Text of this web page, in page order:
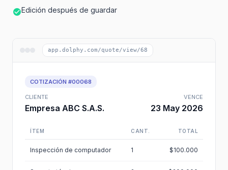
Edición después de guardar
app.dolphy.com/quote/view/68
COTIZACIÓN #00068
CLIENTE
Empresa ABC S.A.S.
VENCE
23 May 2026
ÍTEM CANT. TOTAL
Inspección de computador 1 $100.000